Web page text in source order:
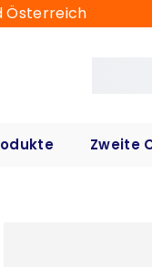
Österreich
Zweite